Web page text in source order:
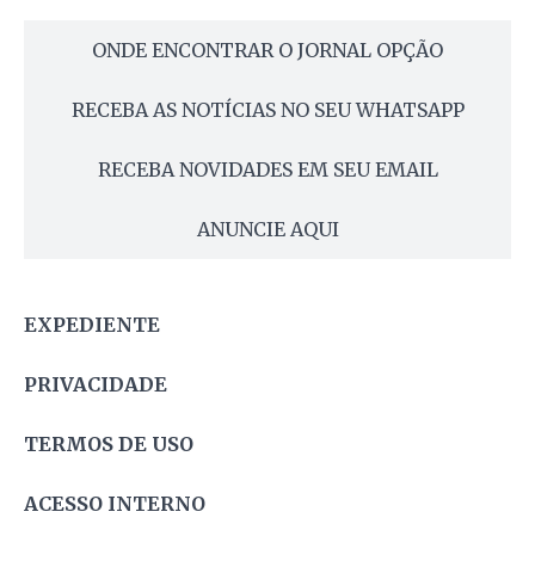
ONDE ENCONTRAR O JORNAL OPÇÃO
RECEBA AS NOTÍCIAS NO SEU WHATSAPP
RECEBA NOVIDADES EM SEU EMAIL
ANUNCIE AQUI
EXPEDIENTE
PRIVACIDADE
TERMOS DE USO
ACESSO INTERNO